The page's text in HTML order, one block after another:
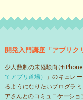
開発入門講座「アプリク
少人数制の未経験向け
てアプリ道場）
」のキュレ
るようになりたいプログラ
アさんとのコミュニケーシ